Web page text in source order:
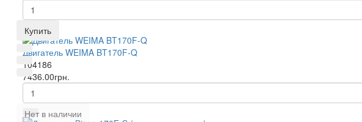
Купить
Двигатель WEIMA BT170F-Q
104186
7436.00грн.
Нет в наличии